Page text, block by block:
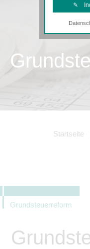
Startseite
Grundsteuerreform
✎
Diese
können.